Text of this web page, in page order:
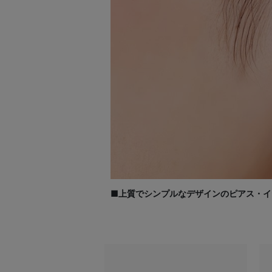
■上質でシンプルなデザインのピアス・